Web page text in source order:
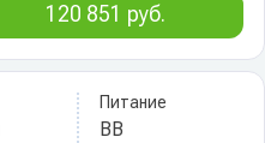
120 851 руб.
Питание
BB